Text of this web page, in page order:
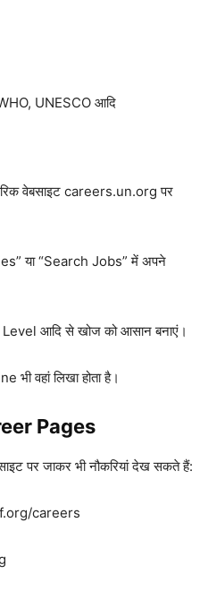
UNESCO आदि
वेबसाइट careers.un.org पर
या “Search Jobs” में अपने
आदि से खोज को आसान बनाएं।
वहां लिखा होता है।
Pages
पर जाकर भी नौकरियां देख सकते हैं:
careers